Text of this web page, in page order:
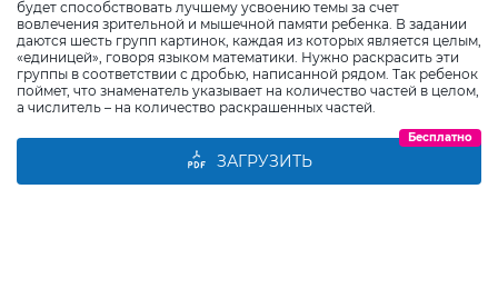
будет способствовать лучшему усвоению темы за счет
вовлечения зрительной и мышечной памяти ребенка. В задании
даются шесть групп картинок, каждая из которых является целым,
«единицей», говоря языком математики. Нужно раскрасить эти
группы в соответствии с дробью, написанной рядом. Так ребенок
поймет, что знаменатель указывает на количество частей в целом,
а числитель – на количество раскрашенных частей.
ЗАГРУЗИТЬ
Бесплатно